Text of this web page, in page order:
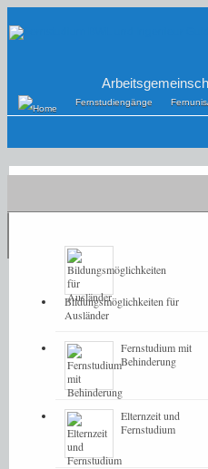
Fernstudiengänge
Bildungsmöglichkeiten für
Ausländer
Fernstudium mit
Behinderung
Elternzeit und
Fernstudium